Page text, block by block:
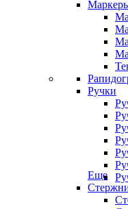
Ручки
Еще